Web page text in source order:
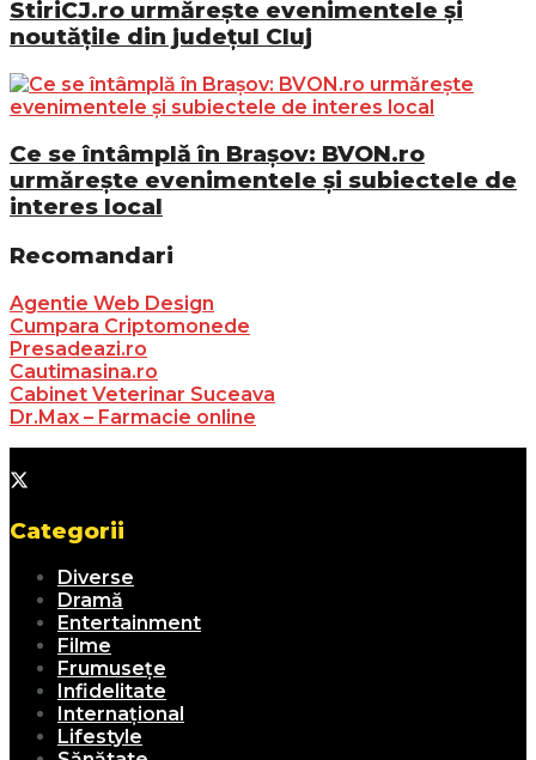
StiriCJ.ro urmărește evenimentele și
noutățile din județul Cluj
Ce se întâmplă în Brașov: BVON.ro
urmărește evenimentele și subiectele de
interes local
Recomandari
Agentie Web Design
Cumpara Criptomonede
Presadeazi.ro
Cautimasina.ro
Cabinet Veterinar Suceava
Dr.Max – Farmacie online
Categorii
Diverse
Dramă
Entertainment
Filme
Frumusețe
Infidelitate
Internațional
Lifestyle